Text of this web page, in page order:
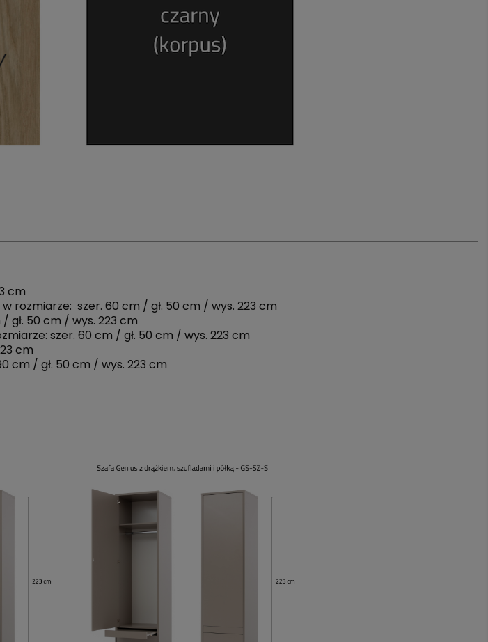
cm
w rozmiarze: szer. 60 cm / gł. 50 cm / wys. 223 cm
gł. 50 cm / wys. 223 cm
szer. 60 cm / gł. 50 cm / wys. 223 cm
cm
cm / gł. 50 cm / wys. 223 cm